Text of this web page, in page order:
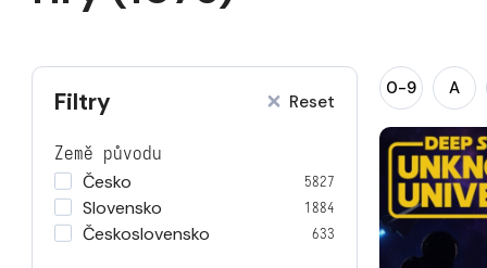
Filtry Reset
Země původu
Česko
5827
Slovensko 1884
Československo 633
0-9 A